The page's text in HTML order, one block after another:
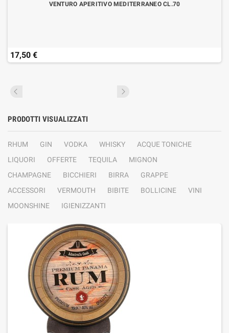
VENTURO APERITIVO MEDITERRANEO CL.70
17,50 €
PRODOTTI VISUALIZZATI
RHUM GIN VODKA WHISKY
ACQUE TONICHE
LIQUORI
OFFERTE TEQUILA
MIGNON
CHAMPAGNE
BICCHIERI BIRRA
GRAPPE
ACCESSORI
VERMOUTH BIBITE BOLLICINE
VINI
MOONSHINE
IGIENIZZANTI